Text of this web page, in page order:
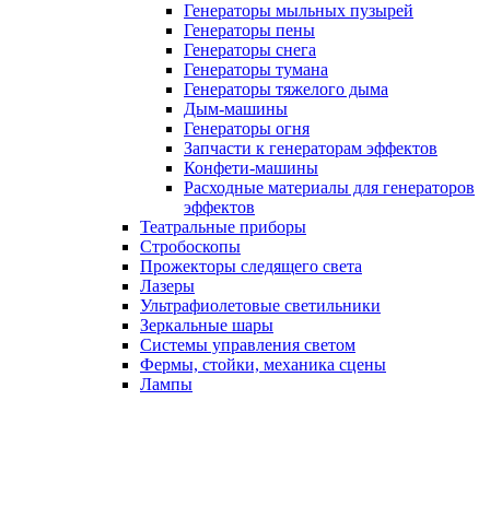
Генераторы мыльных пузырей
Генераторы пены
Генераторы снега
Генераторы тумана
Генераторы тяжелого дыма
Дым-машины
Генераторы огня
Запчасти к генераторам эффектов
Конфети-машины
Расходные материалы для генераторов
эффектов
Театральные приборы
Стробоскопы
Прожекторы следящего света
Лазеры
Ультрафиолетовые светильники
Зеркальные шары
Системы управления светом
Фермы, стойки, механика сцены
Лампы